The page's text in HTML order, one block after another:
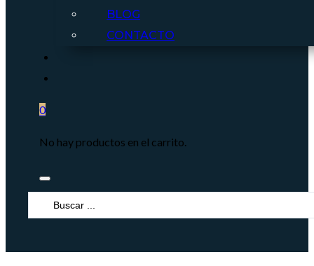
BLOG
CONTACTO
0
No hay productos en el carrito.
Search
...